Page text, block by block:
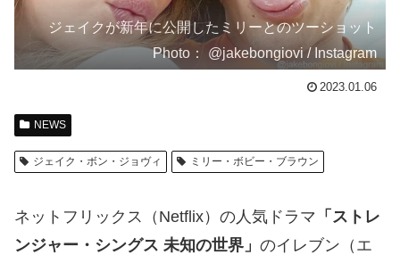
ジェイクが新年に公開したミリーとのツーショット
Photo： @jakebongiovi / Instagram
2023.01.06
NEWS
ジェイク・ボン・ジョヴィ ミリー・ボビー・ブラウン
ネットフリックス（Netflix）の人気ドラマ 「ストレ
ンジャー・シングス 未知の世界」 のイレブン（エ